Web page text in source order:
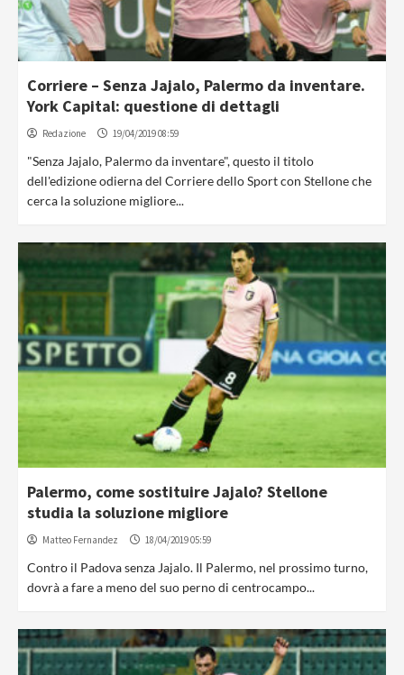
Corriere – Senza Jajalo, Palermo da inventare.
York Capital: questione di dettagli
Redazione 19/04/2019 08:59
"Senza Jajalo, Palermo da inventare", questo il titolo
dell'edizione odierna del Corriere dello Sport con Stellone che
cerca la soluzione migliore...
Palermo, come sostituire Jajalo? Stellone
studia la soluzione migliore
Matteo Fernandez 18/04/2019 05:59
Contro il Padova senza Jajalo. Il Palermo, nel prossimo turno,
dovrà a fare a meno del suo perno di centrocampo...